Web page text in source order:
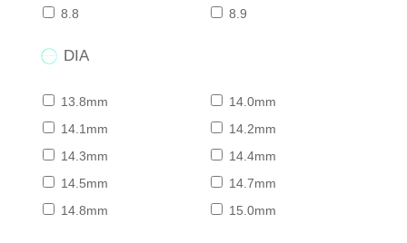
8.8 8.9
DIA
13.8mm
14.0mm
14.1mm
14.2mm
14.3mm
14.4mm
14.5mm
14.7mm
14.8mm
15.0mm